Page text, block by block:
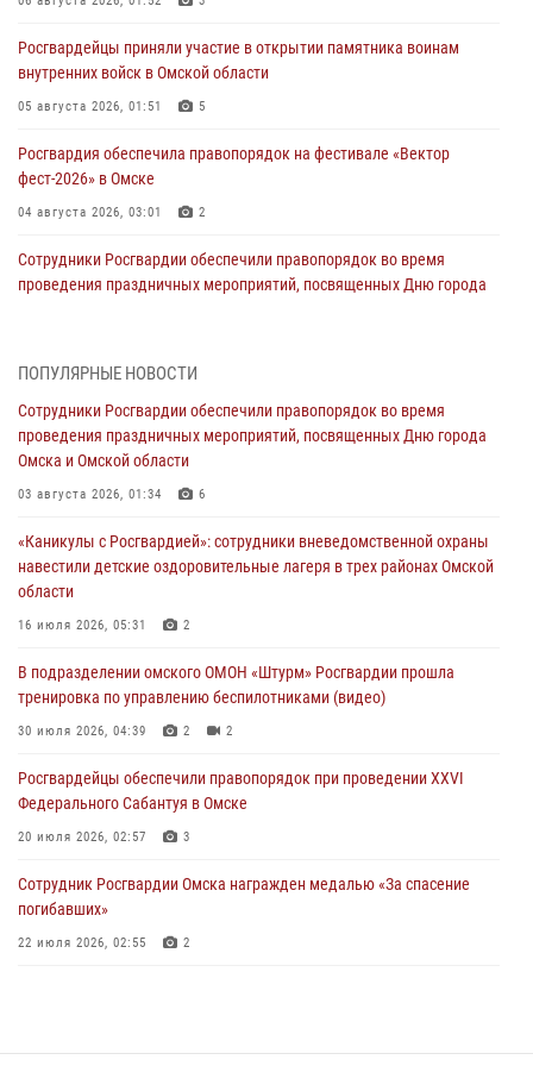
Росгвардейцы приняли участие в открытии памятника воинам
внутренних войск в Омской области
05 августа 2026, 01:51 5
Росгвардия обеспечила правопорядок на фестивале «Вектор
фест-2026» в Омске
04 августа 2026, 03:01 2
Сотрудники Росгвардии обеспечили правопорядок во время
проведения праздничных мероприятий, посвященных Дню города
Омской области
31 июля 2026, 09:22
В подразделении омского ОМОН «Штурм» Росгвардии прошла
30 июля 2026, 04:39
Росгвардия обеспечила безопасность уникального передвижного
музея «Поезд Победы» в Омске
Росгвардейцы приняли участие в крестном ходе в День крещения
Руси в Омске
ПОПУЛЯРНЫЕ НОВОСТИ
Сотрудники Росгвардии обеспечили правопорядок во время
проведения праздничных мероприятий, посвященных Дню города
Омска и Омской области
03 августа 2026, 01:34 6
«Каникулы с Росгвардией»: сотрудники вневедомственной охраны
навестили детские оздоровительные лагеря в трех районах Омской
области
16 июля 2026, 05:31 2
В подразделении омского ОМОН «Штурм» Росгвардии прошла
тренировка по управлению беспилотниками (видео)
30 июля 2026, 04:39 2 2
Росгвардейцы обеcпечили правопорядок при проведении XXVI
Федерального Сабантуя в Омске
20 июля 2026, 02:57 3
Сотрудник Росгвардии Омска награжден медалью «За спасение
погибавших»
22 июля 2026, 02:55 2